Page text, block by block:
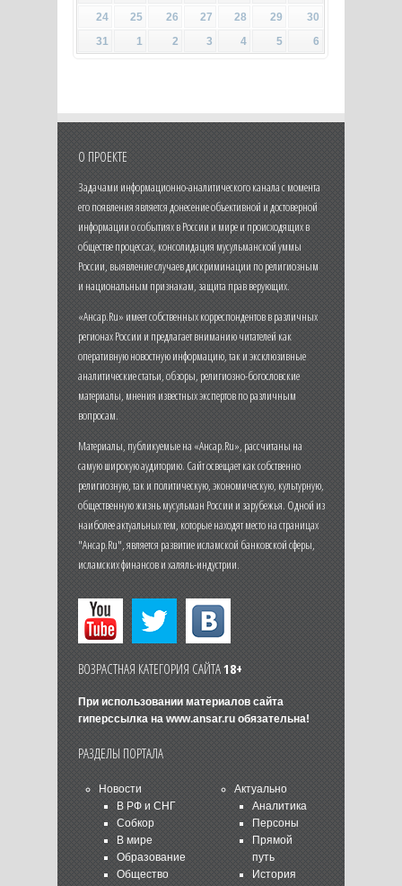
24
25 26 27 28 29
30
31
1 2 3 4 5 6
О ПРОЕКТЕ
Задачами информационно-аналитического канала с момента
его появления является донесение объективной и достоверной
информации о событиях в России и мире и происходящих в
обществе процессах, консолидация мусульманской уммы
России, выявление случаев дискриминации по религиозным
и национальным признакам, защита прав верующих.
«Ансар.Ru» имеет собственных корреспондентов в различных
регионах России и предлагает вниманию читателей как
оперативную новостную информацию, так и эксклюзивные
аналитические статьи, обзоры, религиозно-богословские
материалы, мнения известных экспертов по различным
вопросам.
Материалы, публикуемые на «Ансар.Ru», рассчитаны на
самую широкую аудиторию. Сайт освещает как собственно
религиозную, так и политическую, экономическую, культурную,
общественную жизнь мусульман России и зарубежья. Одной из
наиболее актуальных тем, которые находят место на страницах
"Ансар.Ru", является развитие исламской банковской сферы,
исламских финансов и халяль-индустрии.
ВОЗРАСТНАЯ КАТЕГОРИЯ САЙТА18+
При использовании материалов сайта
гиперссылка на www.ansar.ruобязательна!
РАЗДЕЛЫ ПОРТАЛА
Новости
В РФ и СНГ
Собкор
В мире
Образование
Общество
Актуально
Аналитика
Персоны
Прямой
путь
История